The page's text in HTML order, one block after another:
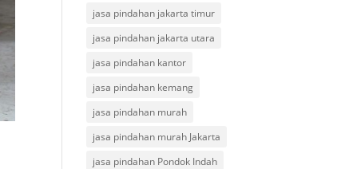
jasa pindahan jakarta timur
jasa pindahan jakarta utara
jasa pindahan kantor
jasa pindahan kemang
jasa pindahan murah
jasa pindahan murah Jakarta
jasa pindahan Pondok Indah